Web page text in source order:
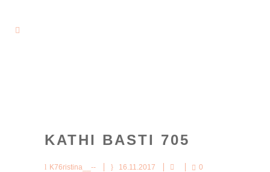
KATHI BASTI 705
K76ristina__-- 16.11.2017 0